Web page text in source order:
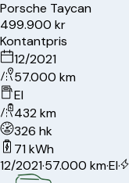
Porsche Taycan
499.900 kr
Kontantpris
12/2021
57.000 km
El
432 km
326 hk
71 kWh
12/2021·57.000 km·El·